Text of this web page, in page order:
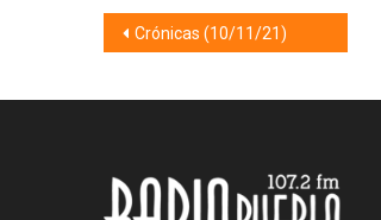
Navegación
Crónicas (10/11/21)